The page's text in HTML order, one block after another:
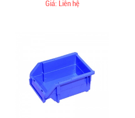
Giá: Liên hệ